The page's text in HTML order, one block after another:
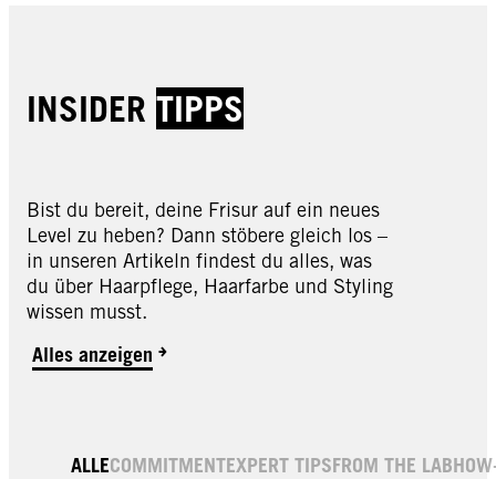
INSIDER TIPPS
Bist du bereit, deine Frisur auf ein neues
Level zu heben? Dann stöbere gleich los –
in unseren Artikeln findest du alles, was
du über Haarpflege, Haarfarbe und Styling
wissen musst.
Alles anzeigen
ALLECOMMITMENTEXPERT TIPSFROM THE LAB